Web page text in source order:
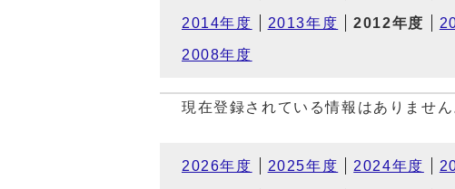
2014年度 2013年度 2012年度
2008年度
現在登録されている情報はありません
2026年度 2025年度 2024年度